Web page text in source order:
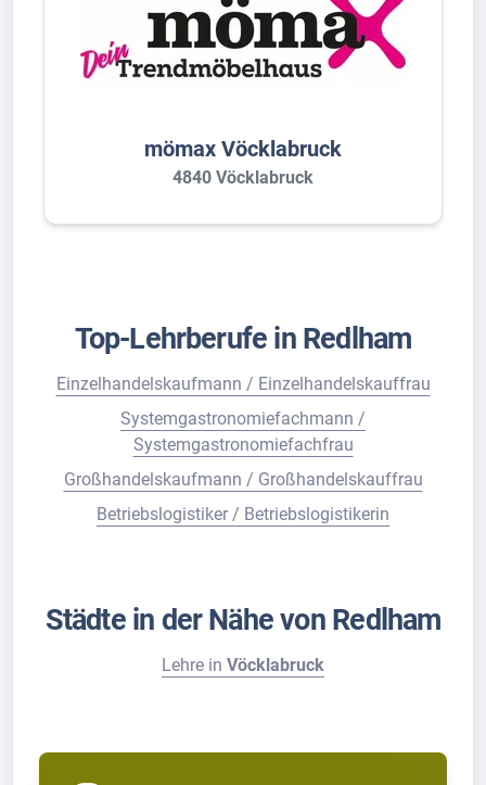
mömax Vöcklabruck
4840 Vöcklabruck
Top-Lehrberufe in Redlham
Einzelhandelskaufmann / Einzelhandelskauffrau
Systemgastronomiefachmann /
Systemgastronomiefachfrau
Großhandelskaufmann / Großhandelskauffrau
Betriebslogistiker / Betriebslogistikerin
Städte in der Nähe von Redlham
Lehre in Vöcklabruck